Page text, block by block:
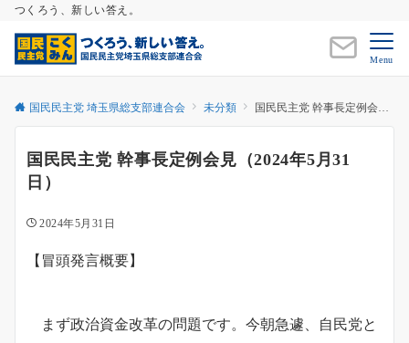
つくろう、新しい答え。
Menu
国民民主党 埼玉県総支部連合会 未分類 国民民主党 幹事長定例会見（2024年5月31日）
国民民主党 幹事長定例会見（2024年5月31
日）
2024年5月31日
【冒頭発言概要】
まず政治資金改革の問題です。今朝急遽、自民党と